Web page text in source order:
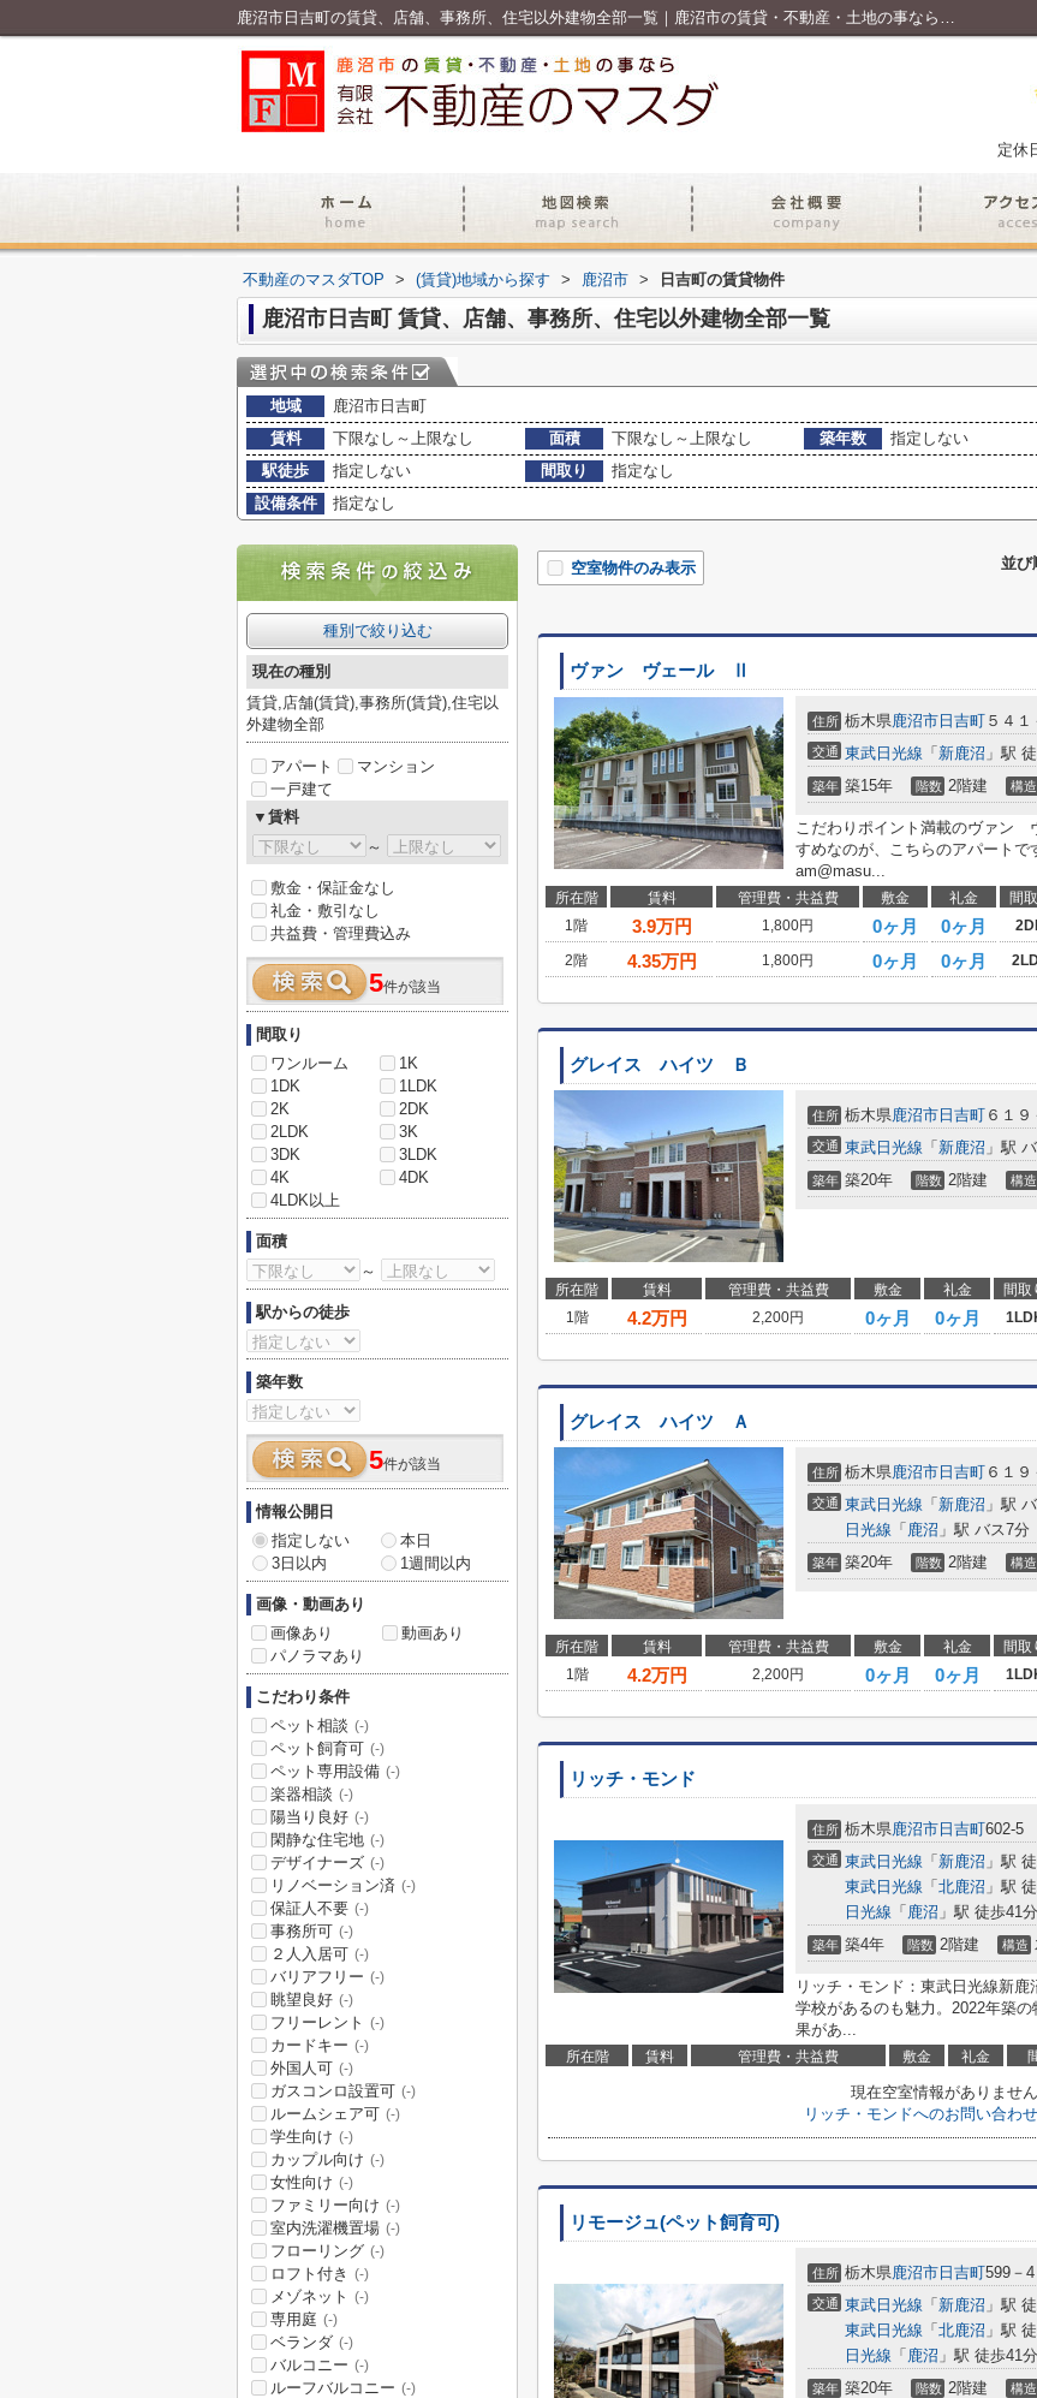
鹿沼市日吉町の賃貸、店舗、事務所、住宅以外建物全部一覧｜鹿沼市の賃貸・不動産・土地の事なら不動産のマスダ
定休
不動産のマスダTOP > (賃貸)地域から探す > 鹿沼市 > 日吉町の賃貸物件
鹿沼市日吉町 賃貸、店舗、事務所、住宅以外建物全部一覧
地域
鹿沼市日吉町
賃料
下限なし～上限なし 面積 下限なし～上限なし 築年数
指定しない
駅徒歩
指定しない 間取り
指定なし
設備条件
指定なし
並び
空室物件のみ表示
ヴァン ヴェール Ⅱ
住所 栃木県鹿沼市 日吉町 ５４１
交通 東武日光線 「 新鹿沼 」駅
築年 築15年 階数 2階建 構造
こだわりポイント満載のヴァン
すめなのが、こちらのアパート
am@masu...
所在階 賃料 管理費・共益費 敷金 礼金 間
1階
3.9万円 1,800円 0ヶ月 0ヶ月
2階
4.35万円 1,800円 0ヶ月 0ヶ月
グレイス ハイツ Ｂ
住所 栃木県鹿沼市 日吉町 ６１９
交通 東武日光線 「 新鹿沼 」駅
築年 築20年 階数 2階建 構造
所在階 賃料 管理費・共益費 敷金 礼金 間取
1階
4.2万円 2,200円 0ヶ月 0ヶ月
グレイス ハイツ Ａ
住所 栃木県鹿沼市 日吉町 ６１９
交通 東武日光線 「 新鹿沼 」駅
日光線 「 鹿沼 」駅 バス7分
築年 築20年 階数 2階建 構造
所在階 賃料 管理費・共益費 敷金 礼金 間取
1階
4.2万円 2,200円 0ヶ月 0ヶ月
リッチ・モンド
住所 栃木県鹿沼市 日吉町602-5
交通 東武日光線 「 新鹿沼 」駅
東武日光線 「 北鹿沼 」駅
日光線 「 鹿沼 」駅 徒歩41分
築年 築4年 階数 2階建 構造
リッチ・モンド：東武日光線新
学校があるのも魅力。2022年築
果があ...
所在階 賃料 管理費・共益費 敷金 礼金
現在空室情報がありません
リッチ・モンドへのお問い合わ
リモージュ(ペット飼育可)
住所 栃木県鹿沼市 日吉町599－4
交通 東武日光線 「 新鹿沼 」駅
東武日光線 「 北鹿沼 」駅
日光線 「 鹿沼 」駅 徒歩41分
築年 築20年 階数 2階建 構造
種別で絞り込む
現在の種別
賃貸,店舗(賃貸),事務所(賃貸),住宅以
外建物全部
アパート
マンション
一戸建て
▼賃料
～
敷金・保証金なし
礼金・敷引なし
共益費・管理費込み
5件が該当
間取り
ワンルーム
1K
1DK
1LDK
2K
2DK
2LDK
3K
3DK
3LDK
4K
4DK
4LDK以上
面積
～
駅からの徒歩
築年数
5件が該当
情報公開日
指定しない
本日
3日以内
1週間以内
画像・動画あり
画像あり
動画あり
パノラマあり
こだわり条件
ペット相談 (-)
ペット飼育可 (-)
ペット専用設備 (-)
楽器相談 (-)
陽当り良好 (-)
閑静な住宅地 (-)
デザイナーズ (-)
リノベーション済 (-)
保証人不要 (-)
事務所可 (-)
２人入居可 (-)
バリアフリー (-)
眺望良好 (-)
フリーレント (-)
カードキー (-)
外国人可 (-)
ガスコンロ設置可 (-)
ルームシェア可 (-)
学生向け (-)
カップル向け (-)
女性向け (-)
ファミリー向け (-)
室内洗濯機置場 (-)
フローリング (-)
ロフト付き (-)
メゾネット (-)
専用庭 (-)
ベランダ (-)
バルコニー (-)
ルーフバルコニー (-)